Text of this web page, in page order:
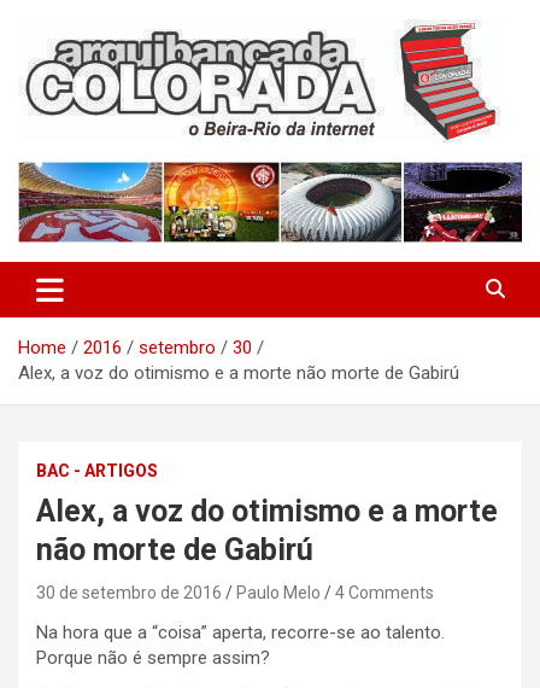
content
Arquibancada Colorada
Home 2016 setembro
30
Alex, a voz do otimismo e a morte não morte de Gabirú
BAC - ARTIGOS
Alex, a voz do otimismo e a morte
não morte de Gabirú
30 de setembro de 2016 Paulo Melo 4 Comments
Na hora que a “coisa” aperta, recorre-se ao talento.
Porque não é sempre assim?